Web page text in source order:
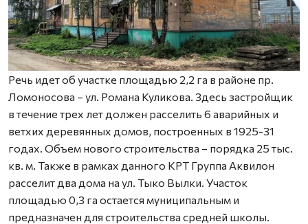
Речь идет об участке площадью 2,2 га в районе пр.
Ломоносова – ул. Романа Куликова. Здесь застройщик
в течение трех лет должен расселить 6 аварийных и
ветхих деревянных домов, построенных в 1925-31
годах. Объем нового строительства – порядка 25 тыс.
кв. м. Также в рамках данного КРТ Группа Аквилон
расселит два дома на ул. Тыко Вылки. Участок
площадью 0,3 га остается муниципальным и
предназначен для строительства средней школы.